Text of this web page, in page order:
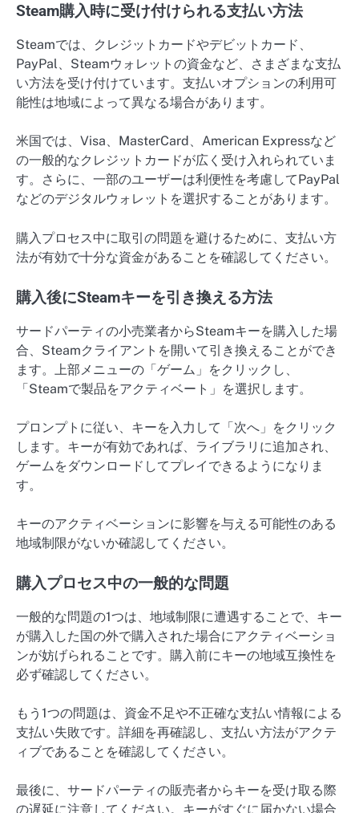
Steam購入時に受け付けられる支払い方法
Steamでは、クレジットカードやデビットカード、
PayPal、Steamウォレットの資金など、さまざまな支払
い方法を受け付けています。支払いオプションの利用可
能性は地域によって異なる場合があります。
米国では、Visa、MasterCard、American Expressなど
の一般的なクレジットカードが広く受け入れられていま
す。さらに、一部のユーザーは利便性を考慮してPayPal
などのデジタルウォレットを選択することがあります。
購入プロセス中に取引の問題を避けるために、支払い方
法が有効で十分な資金があることを確認してください。
購入後にSteamキーを引き換える方法
サードパーティの小売業者からSteamキーを購入した場
合、Steamクライアントを開いて引き換えることができ
ます。上部メニューの「ゲーム」をクリックし、
「Steamで製品をアクティベート」を選択します。
プロンプトに従い、キーを入力して「次へ」をクリック
します。キーが有効であれば、ライブラリに追加され、
ゲームをダウンロードしてプレイできるようになりま
す。
キーのアクティベーションに影響を与える可能性のある
地域制限がないか確認してください。
購入プロセス中の一般的な問題
一般的な問題の1つは、地域制限に遭遇することで、キー
が購入した国の外で購入された場合にアクティベーショ
ンが妨げられることです。購入前にキーの地域互換性を
必ず確認してください。
もう1つの問題は、資金不足や不正確な支払い情報による
支払い失敗です。詳細を再確認し、支払い方法がアクテ
ィブであることを確認してください。
最後に、サードパーティの販売者からキーを受け取る際
の遅延に注意してください。キーがすぐに届かない場合